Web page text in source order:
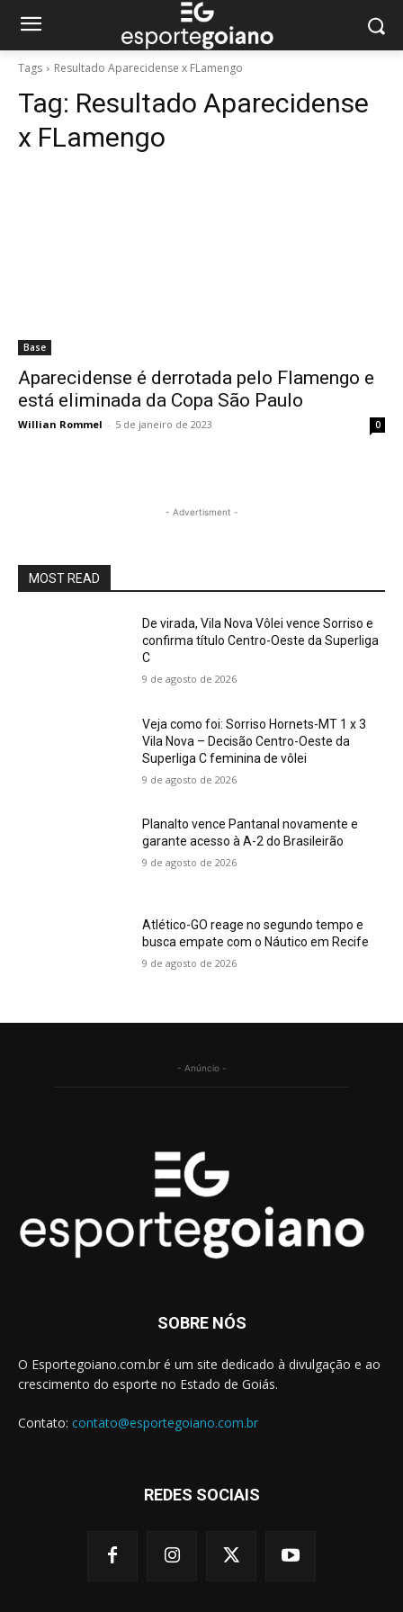
Tags Resultado Aparecidense x FLamengo
Tag: Resultado Aparecidense
x FLamengo
Base
Aparecidense é derrotada pelo Flamengo e
está eliminada da Copa São Paulo
Willian Rommel - 5 de janeiro de 2023 0
- Advertisment -
MOST READ
De virada, Vila Nova Vôlei vence Sorriso e
confirma título Centro-Oeste da Superliga
C
9 de agosto de 2026
Veja como foi: Sorriso Hornets-MT 1 x 3
Vila Nova – Decisão Centro-Oeste da
Superliga C feminina de vôlei
9 de agosto de 2026
Planalto vence Pantanal novamente e
garante acesso à A-2 do Brasileirão
9 de agosto de 2026
Atlético-GO reage no segundo tempo e
busca empate com o Náutico em Recife
9 de agosto de 2026
- Anúncio -
SOBRE NÓS
O Esportegoiano.com.br é um site dedicado à divulgação e ao
crescimento do esporte no Estado de Goiás.
Contato: contato@esportegoiano.com.br
REDES SOCIAIS